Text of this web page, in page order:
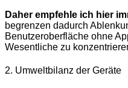
Daher empfehle ich hier
begrenzen dadurch
Benutzeroberfläche ohne
Wesentliche zu
2. Umweltbilanz der Geräte